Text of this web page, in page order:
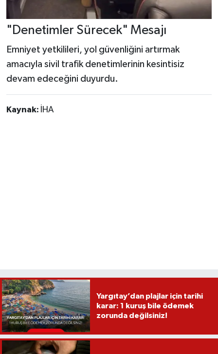
"Denetimler Sürecek" Mesajı
Emniyet yetkilileri, yol güvenliğini artırmak
amacıyla sivil trafik denetimlerinin kesintisiz
devam edeceğini duyurdu.
Kaynak: İHA
Yargıtay’dan plajlar için tarihi
karar: 1 kuruş bile ödemek
zorunda değilsiniz!